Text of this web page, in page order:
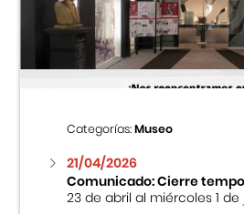
Centro Cultural Peruano
Museo de la Inmigración
Fondo Editorial
Teatro Peruano Japonés
Categorías:Museo
21/04/2026
Comunicado: Cierre
23 de abril al miércoles 1 de